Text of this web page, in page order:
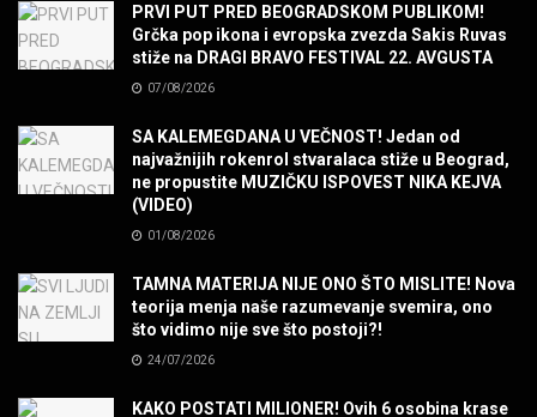
MUZIKA
POVRATAK Iron Maiden The Writing On The Wall
SENIDAHHH!
MUZIKA
Miss You! Charlie Watts
MUZIKA
PRVI PUT PRED BEOGRADSKOM PUBLIKOM!
Grčka pop ikona i evropska zvezda Sakis Ruvas
stiže na DRAGI BRAVO FESTIVAL 22. AVGUSTA
07/08/2026
SA KALEMEGDANA U VEČNOST! Jedan od
najvažnijih rokenrol stvaralaca stiže u Beograd,
ne propustite MUZIČKU ISPOVEST NIKA KEJVA
(VIDEO)
01/08/2026
TAMNA MATERIJA NIJE ONO ŠTO MISLITE! Nova
teorija menja naše razumevanje svemira, ono
što vidimo nije sve što postoji?!
24/07/2026
KAKO POSTATI MILIONER! Ovih 6 osobina krase